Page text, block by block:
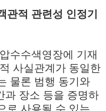
관적 관련성 인정기
수수색영장에 기재
사실관계가 동일한
물론 범행 동기와
과 장소 등을 증명하
로 사용될 수 있는